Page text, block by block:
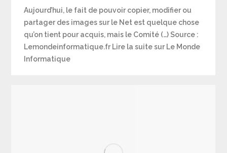
Aujourd’hui, le fait de pouvoir copier, modifier ou
partager des images sur le Net est quelque chose
qu’on tient pour acquis, mais le Comité (…) Source :
Lemondeinformatique.fr Lire la suite sur Le Monde
Informatique